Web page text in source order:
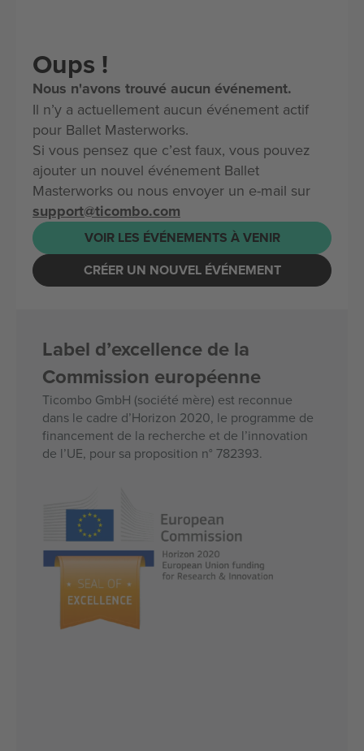
Oups !
Nous n'avons trouvé aucun événement.
Il n’y a actuellement aucun événement actif
pour Ballet Masterworks.
Si vous pensez que c’est faux, vous pouvez
ajouter un nouvel événement Ballet
Masterworks ou nous envoyer un e-mail sur
support@ticombo.com
VOIR LES ÉVÉNEMENTS À VENIR
CRÉER UN NOUVEL ÉVÉNEMENT
Label d’excellence de la
Commission européenne
Ticombo GmbH (société mère) est reconnue
dans le cadre d’Horizon 2020, le programme de
financement de la recherche et de l’innovation
de l’UE, pour sa proposition n° 782393.